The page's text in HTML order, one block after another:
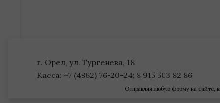
г. Орел, ул. Тургенева, 18
Касса: +7 (4862) 76-20-24; 8 915 503 82 86
Отправляя любую форму на сайте,